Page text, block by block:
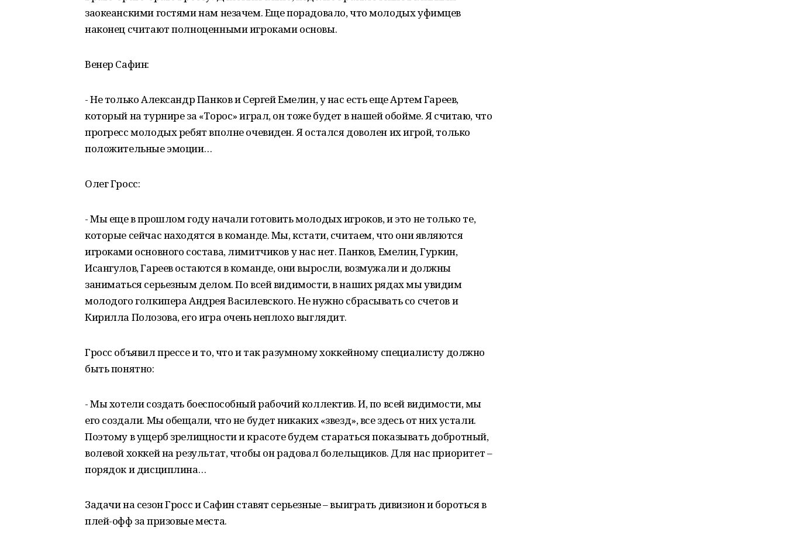
заокеанскими гостями нам незачем. Еще порадовало, что молодых уфимцев
наконец считают полноценными игроками основы.
Венер Сафин:
- Не только Александр Панков и Сергей Емелин, у нас есть еще Артем Гареев,
который на турнире за «Торос» играл, он тоже будет в нашей обойме. Я считаю, что
прогресс молодых ребят вполне очевиден. Я остался доволен их игрой, только
положительные эмоции…
Олег Гросс:
- Мы еще в прошлом году начали готовить молодых игроков, и это не только те,
которые сейчас находятся в команде. Мы, кстати, считаем, что они являются
игроками основного состава, лимитчиков у нас нет. Панков, Емелин, Гуркин,
Исангулов, Гареев остаются в команде, они выросли, возмужали и должны
заниматься серьезным делом. По всей видимости, в наших рядах мы увидим
молодого голкипера Андрея Василевского. Не нужно сбрасывать со счетов и
Кирилла Полозова, его игра очень неплохо выглядит.
Гросс объявил прессе и то, что и так разумному хоккейному специалисту должно
быть понятно:
- Мы хотели создать боеспособный рабочий коллектив. И, по всей видимости, мы
его создали. Мы обещали, что не будет никаких «звезд», все здесь от них устали.
Поэтому в ущерб зрелищности и красоте будем стараться показывать добротный,
волевой хоккей на результат, чтобы он радовал болельщиков. Для нас приоритет –
порядок и дисциплина…
Задачи на сезон Гросс и Сафин ставят серьезные – выиграть дивизион и бороться в
плей-офф за призовые места.